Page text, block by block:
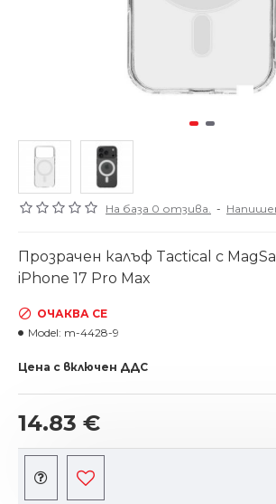
На база 0 отзива. -
14.83 €
ОЧАКВА СЕ
Model: m-4428-9
Цена с включен ДДС
Прозрачен калъф Tactical с
iPhone 17 Pro Max